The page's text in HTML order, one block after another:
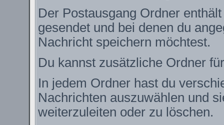
Der Postausgang Ordner
gesendet und bei denen du
Nachricht speichern möchtest.
Du kannst zusätzliche Ordner
In jedem Ordner hast du
Nachrichten auszuwählen und
weiterzuleiten oder zu löschen.